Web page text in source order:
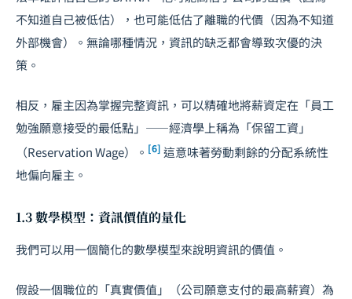
不知道自己被低估），也可能低估了離職的代價（因為不知道
外部機會）。無論哪種情況，資訊的缺乏都會導致次優的決
策。
相反，雇主因為掌握完整資訊，可以精確地將薪資定在「員工
勉強願意接受的最低點」——經濟學上稱為「保留工資」
（Reservation Wage）。 [6] 這意味著勞動剩餘的分配系統性
地偏向雇主。
1.3 數學模型：資訊價值的量化
我們可以用一個簡化的數學模型來說明資訊的價值。
假設一個職位的「真實價值」（公司願意支付的最高薪資）為